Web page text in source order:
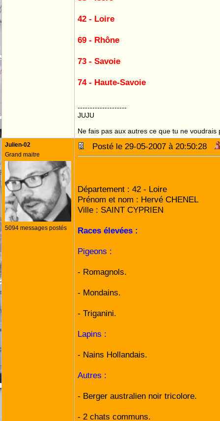
42 - Loire
69 - Rhône
73 - Savoie
74 - Haute-Savoie
--------------------
JUJU
Ne fais pas aux autres ce que tu ne voudrais
Julien-02
Grand maitre
5094 messages postés
Posté le 29-05-2007 à 20:50:28
Département : 42 - Loire
Prénom et nom : Hervé CHENEL
Ville : SAINT CYPRIEN
Races élevées :
Pigeons :
- Romagnols.
- Mondains.
- Triganini.
Lapins :
- Nains Hollandais.
Autres :
- Berger australien noir tricolore.
- 2 chats communs.